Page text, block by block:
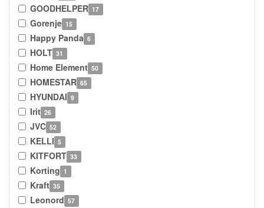
GOODHELPER 17
Gorenje 15
Happy Panda 6
HOLT 31
Home Element 50
HOMESTAR 65
HYUNDAI 9
Irit 26
JVC 52
KELLI 5
KITFORT 33
Korting 1
Kraft 35
Leonord 57